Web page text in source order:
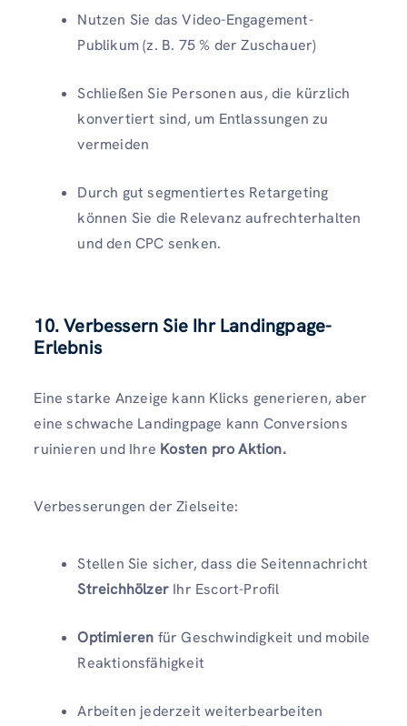
Nutzen Sie das Video-Engagement-
Publikum (z. B. 75 % der Zuschauer)
Schließen Sie Personen aus, die kürzlich
konvertiert sind, um Entlassungen zu
vermeiden
Durch gut segmentiertes Retargeting
können Sie die Relevanz aufrechterhalten
und den CPC senken.
10. Verbessern Sie Ihr Landingpage-
Erlebnis
Eine starke Anzeige kann Klicks generieren, aber
eine schwache Landingpage kann Conversions
ruinieren und Ihre Kosten pro Aktion.
Verbesserungen der Zielseite:
Stellen Sie sicher, dass die Seitennachricht
Streichhölzer Ihr Escort-Profil
Optimieren für Geschwindigkeit und mobile
Reaktionsfähigkeit
Arbeiten jederzeit weiterbearbeiten